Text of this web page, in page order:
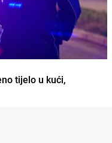
tijelo u kući,